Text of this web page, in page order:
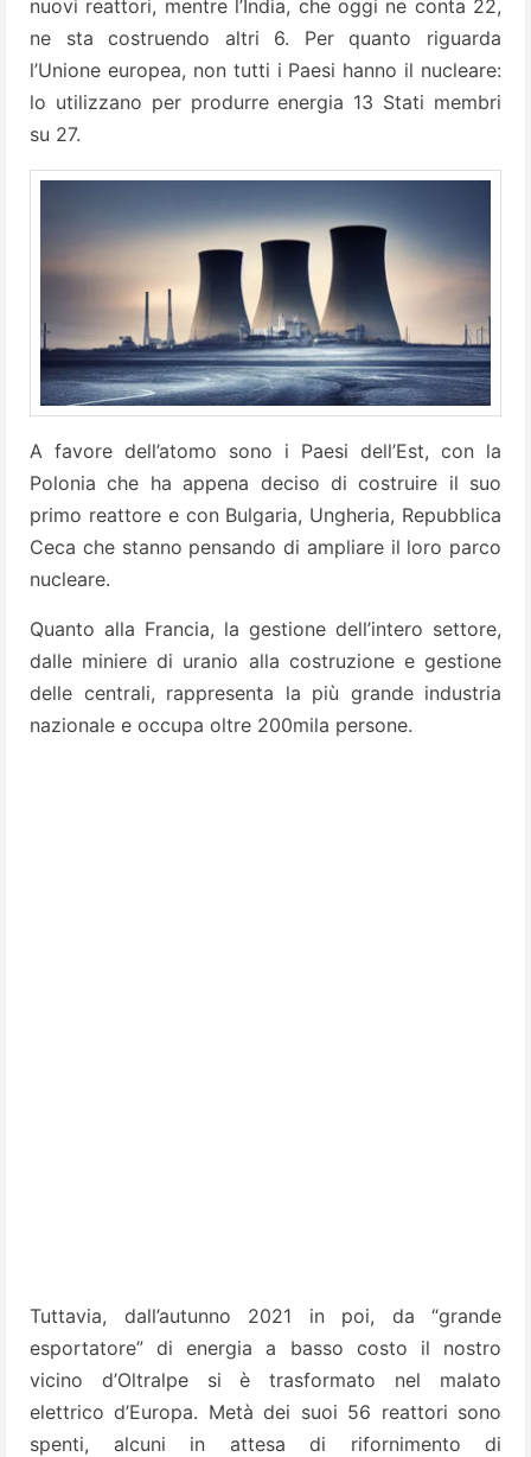
nuovi reattori, mentre l’India, che oggi ne conta 22,
ne sta costruendo altri 6. Per quanto riguarda
l’Unione europea, non tutti i Paesi hanno il nucleare:
lo utilizzano per produrre energia 13 Stati membri
su 27.
A favore dell’atomo sono i Paesi dell’Est, con la
Polonia che ha appena deciso di costruire il suo
primo reattore e con Bulgaria, Ungheria, Repubblica
Ceca che stanno pensando di ampliare il loro parco
nucleare.
Quanto alla Francia, la gestione dell’intero settore,
dalle miniere di uranio alla costruzione e gestione
delle centrali, rappresenta la più grande industria
nazionale e occupa oltre 200mila persone.
Tuttavia, dall’autunno 2021 in poi, da “grande
esportatore” di energia a basso costo il nostro
vicino d’Oltralpe si è trasformato nel malato
elettrico d’Europa. Metà dei suoi 56 reattori sono
spenti, alcuni in attesa di rifornimento di